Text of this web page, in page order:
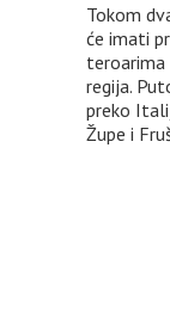
Tokom
će imati
regija.
preko
Župe i